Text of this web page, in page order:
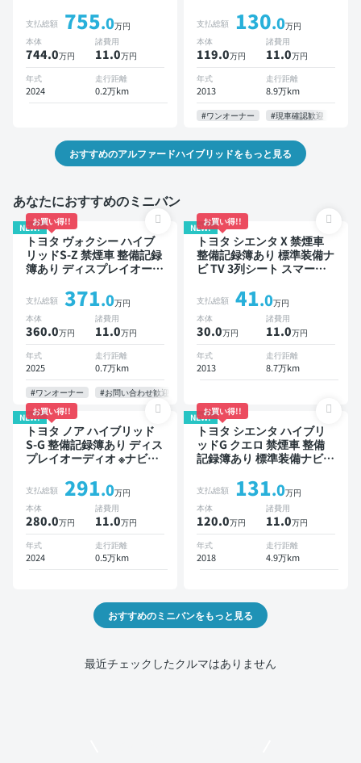
ビキットあり オートクルー
ズ 3列シート スマートキー
ETC サンルーフ 電動バッ
クドア バックモニター 全
方位カメラ ドライブレコー
ダー 衝突軽減 両側電動ス
ライドドア 7人乗り
支払総額 755.0万円
本体
744.0万円
諸費用
11.0万円
年式
2024
走行距離
0.2万km
ルーズ 3列シート スマート
キー ETC サンルーフ バッ
クモニター 全方位カメラ
ドライブレコーダー 両側電
動スライドドア 7人乗り
支払総額 130.0万円
本体
119.0万円
諸費用
11.0万円
年式
2013
走行距離
8.9万km
#ワンオーナー #現車確認歓迎
おすすめのアルファードハイブリッドをもっと見る
あなたにおすすめのミニバン
NEW!
お買い得!!
トヨタ ヴォクシー ハイブ
リッドS-Z 禁煙車 整備記録
簿あり ディスプレイオーデ
インドスポットモニター デ
ジタルインナーミラー オー
トクルーズ 3列シート スマ
ートキー ETC 電動バック
ドア バックモニター 全方
位カメラ ドライブレコーダ
ー 衝突軽減 両側電動スラ
イドドア 7人乗り
支払総額 371.0万円
本体
360.0万円
諸費用
11.0万円
年式
2025
走行距離
0.7万km
#ワンオーナー #お問い合わせ歓迎
NEW!
お買い得!!
トヨタ シエンタ X 禁煙車
整備記録簿あり 標準装備ナ
ビ TV 3列シート スマート
り
支払総額 41.0万円
本体
30.0万円
諸費用
11.0万円
年式
2013
走行距離
8.7万km
NEW!
お買い得!!
トヨタ ノア ハイブリッド
S-G 整備記録簿あり ディス
プレイオーディオ ※ナビキ
ズ 3列シート スマートキー
バックモニター ドライブレ
コーダー 衝突軽減 7人乗り
支払総額 291.0万円
本体
280.0万円
諸費用
11.0万円
年式
2024
走行距離
0.5万km
NEW!
お買い得!!
トヨタ シエンタ ハイブリ
ッドG クエロ 禁煙車 整備
記録簿あり 標準装備ナビ
クモニター ドライブレコー
ダー 衝突軽減 両側電動ス
ライドドア
支払総額 131.0万円
本体
120.0万円
諸費用
11.0万円
年式
2018
走行距離
4.9万km
おすすめのミニバンをもっと見る
最近チェックしたクルマはありません